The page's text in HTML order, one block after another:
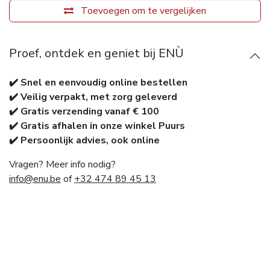
Toevoegen om te vergelijken
Proef, ontdek en geniet bij ENÙ
✔️ Snel en eenvoudig online bestellen
✔️ Veilig verpakt, met zorg geleverd
✔️ Gratis verzending vanaf € 100
✔️ Gratis afhalen in onze winkel Puurs
✔️ Persoonlijk advies, ook online
Vragen? Meer info nodig?
info@enu.be of+32 474 89 45 13